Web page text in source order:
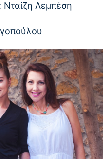
Νταίζη Λεμπέση